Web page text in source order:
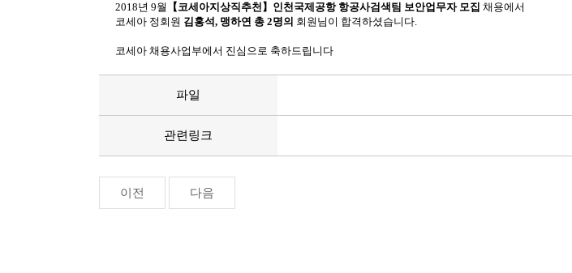
2018년 9월 【코세아지상직추천】인천국제공항 항공사검색팀 보안업무자 모집 채용에서
코세아 정회원 김홍석, 맹하연 총 2명의 회원님이 합격하셨습니다. ​
코세아 채용사업부에서 진심으로 축하드립니다
파일
관련링크
이전 다음